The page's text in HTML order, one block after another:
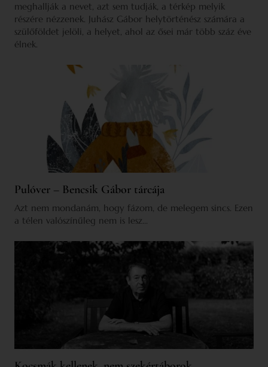
meghallják a nevet, azt sem tudják, a térkép melyik
részére nézzenek. Juhász Gábor helytörténész számára a
szülőföldet jelöli, a helyet, ahol az ősei már több száz éve
élnek.
Pulóver – Bencsik Gábor tárcája
Azt nem mondanám, hogy fázom, de melegem sincs. Ezen
a télen valószínűleg nem is lesz...